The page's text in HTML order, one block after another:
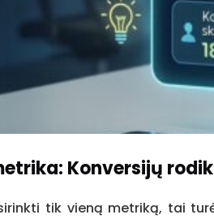
Konversijų
tik vieną metriką, tai